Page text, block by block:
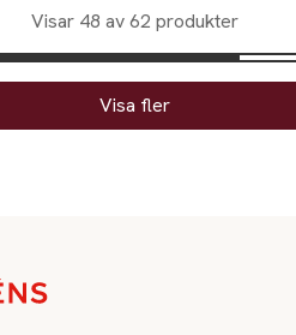
Visar 48 av 62 produkter
Visa fler